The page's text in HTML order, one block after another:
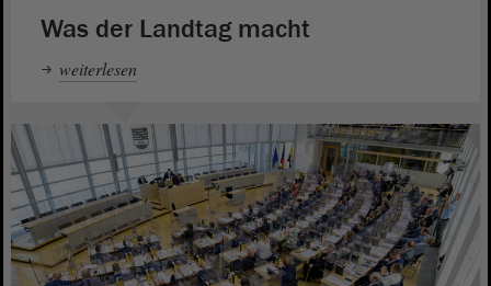
Was der Landtag macht
weiterlesen